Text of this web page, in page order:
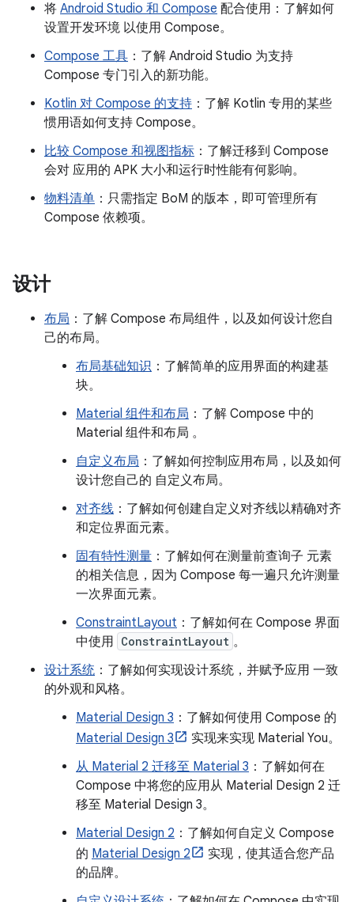
将 Android Studio 和 Compose 配合使用：了解如何
设置开发环境 以使用 Compose。
Compose 工具 ：了解 Android Studio 为支持
Compose 专门引入的新功能。
Kotlin 对 Compose 的支持 ：了解 Kotlin 专用的某些
惯用语如何支持 Compose。
比较 Compose 和视图指标 ：了解迁移到 Compose
会对 应用的 APK 大小和运行时性能有何影响。
物料清单 ：只需指定 BoM 的版本，即可管理所有
Compose 依赖项。
设计
布局 ：了解 Compose 布局组件，以及如何设计您自
己的布局。
布局基础知识 ：了解简单的应用界面的构建基
块。
Material 组件和布局 ：了解 Compose 中的
Material 组件和布局 。
自定义布局 ：了解如何控制应用布局，以及如何
设计您自己的 自定义布局。
对齐线 ：了解如何创建自定义对齐线以精确对齐
和定位界面元素。
固有特性测量 ：了解如何在测量前查询子 元素
的相关信息，因为 Compose 每一遍只允许测量
一次界面元素。
ConstraintLayout ：了解如何在 Compose 界面
中使用 ConstraintLayout 。
设计系统 ：了解如何实现设计系统，并赋予应用 一致
的外观和风格。
Material Design 3 ：了解如何使用 Compose 的
Material Design 3
实现来实现 Material You。
从 Material 2 迁移至 Material 3 ：了解如何在
Compose 中将您的应用从 Material Design 2 迁
移至 Material Design 3。
Material Design 2 ：了解如何自定义 Compose
的 Material Design 2
实现，使其适合您产品
的品牌。